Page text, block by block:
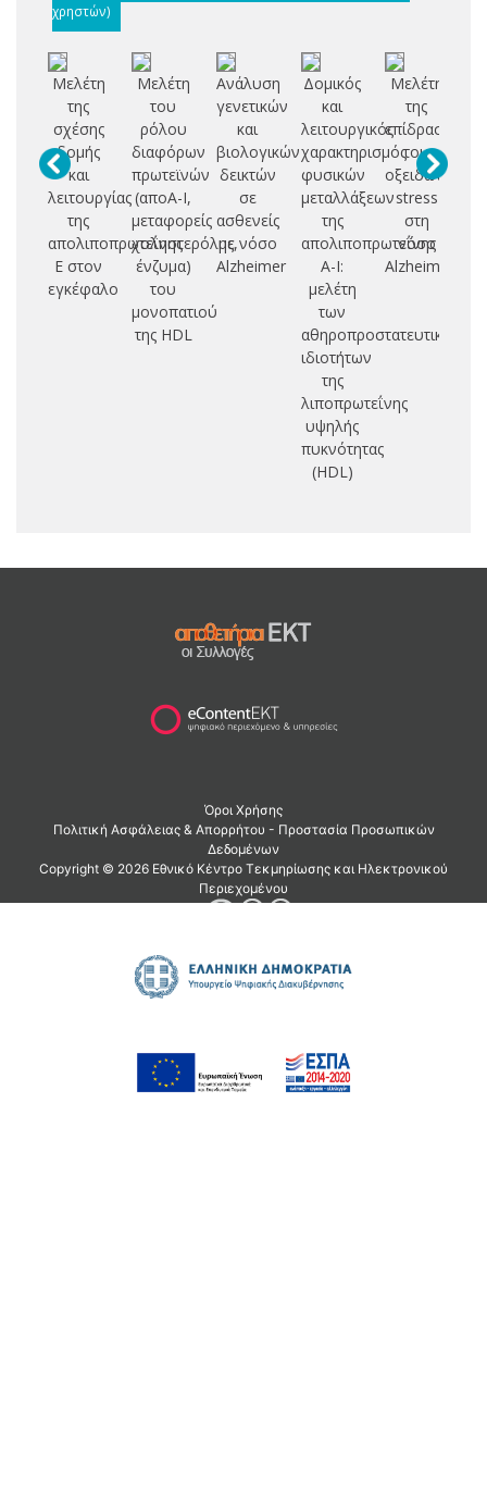
χρηστών)
Μελέτη
της
σχέσης
δομής
και
λειτουργίας
της
απολιποπρωτεΐνης
Ε στον
εγκέφαλο
Μελέτη
του
ρόλου
διαφόρων
πρωτεϊνών
(αποΑ-Ι,
μεταφορείς
χοληστερόλης,
ένζυμα)
του
μονοπατιού
της HDL
Ανάλυση
γενετικών
και
βιολογικών
δεικτών
σε
ασθενείς
με νόσο
Alzheimer
Δομικός
και
λειτουργικός
χαρακτηρισμός
φυσικών
μεταλλάξεων
της
απολιποπρωτεΐνης
A-I:
μελέτη
των
αθηροπροστατευτικών
ιδιοτήτων
της
λιποπρωτεΐνης
υψηλής
πυκνότητας
(HDL)
Μελέτη
της
επίδρασης
του
οξειδωτικού
stress
στη
νόσο
Alzheimer